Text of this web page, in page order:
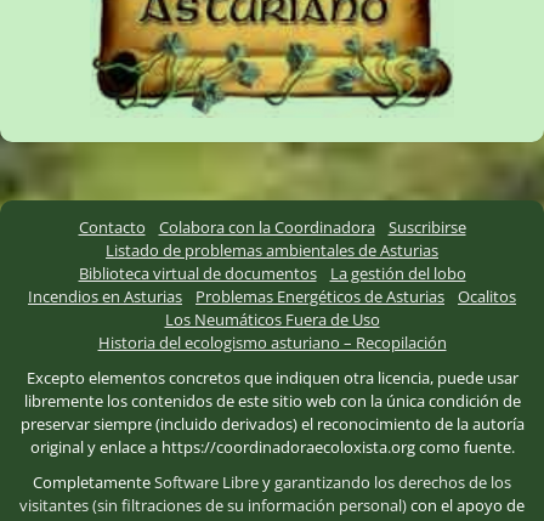
Contacto Colabora con la Coordinadora
Suscribirse
Listado de problemas ambientales de Asturias
Biblioteca virtual de documentos
La gestión del lobo
Incendios en Asturias
Problemas Energéticos de Asturias
Ocalitos
Los Neumáticos Fuera de Uso
Historia del ecologismo asturiano – Recopilación
Excepto elementos concretos que indiquen otra licencia, puede usar
libremente los contenidos de este sitio web con la única condición de
preservar siempre (incluido derivados) el reconocimiento de la autoría
original y enlace a https://coordinadoraecoloxista.org como fuente.
CompletamenteSoftware Libreygarantizando los derechos de los
visitantes (sin filtraciones de su información personal)con el apoyo de